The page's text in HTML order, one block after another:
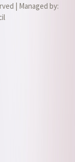
| Managed by: